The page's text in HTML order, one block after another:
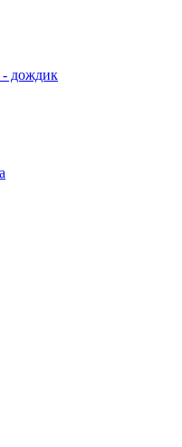
- дождик